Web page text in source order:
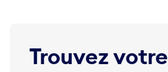
Trouvez